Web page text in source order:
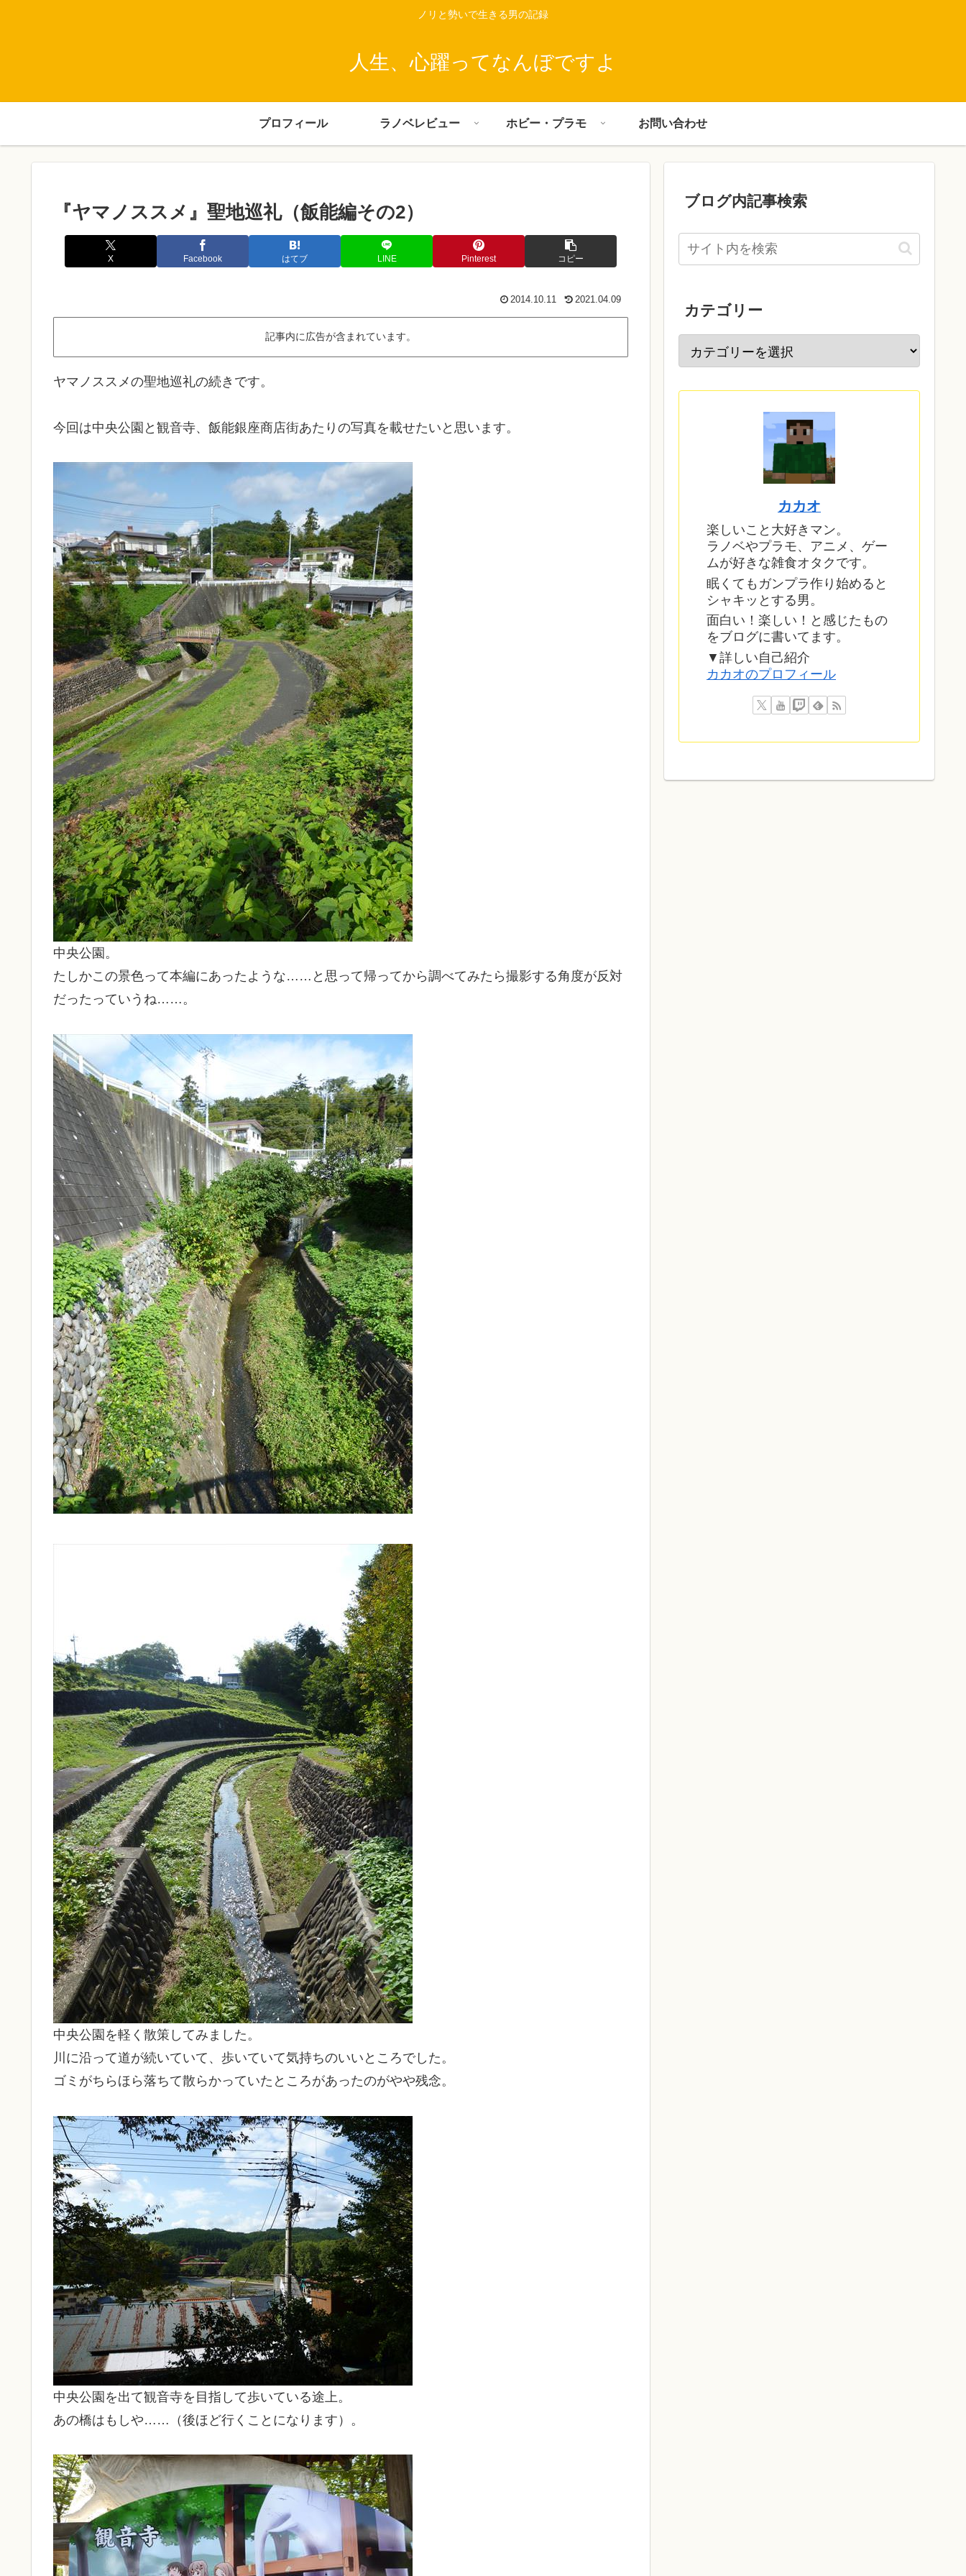
ノリと勢いで生きる男の記録
人生、心躍ってなんぼですよ
プロフィール ラノベレビュー ホビー・プラモ お問い合わせ
『ヤマノススメ』聖地巡礼（飯能編その2）
X Facebook はてブ LINE Pinterest コピー
2014.10.11 2021.04.09
記事内に広告が含まれています。
ヤマノススメの聖地巡礼の続きです。
今回は中央公園と観音寺、飯能銀座商店街あたりの写真を載せたいと思います。
中央公園。
たしかこの景色って本編にあったような……と思って帰ってから調べてみたら撮影する角度が反対
だったっていうね……。
中央公園を軽く散策してみました。
川に沿って道が続いていて、歩いていて気持ちのいいところでした。
ゴミがちらほら落ちて散らかっていたところがあったのがやや残念。
中央公園を出て観音寺を目指して歩いている途上。
あの橋はもしや……（後ほど行くことになります）。
ブログ内記事検索
カテゴリー
カカオ
楽しいこと大好きマン。
ラノベやプラモ、アニメ、ゲー
ムが好きな雑食オタクです。
眠くてもガンプラ作り始めると
シャキッとする男。
面白い！楽しい！と感じたもの
をブログに書いてます。
▼詳しい自己紹介
カカオのプロフィール